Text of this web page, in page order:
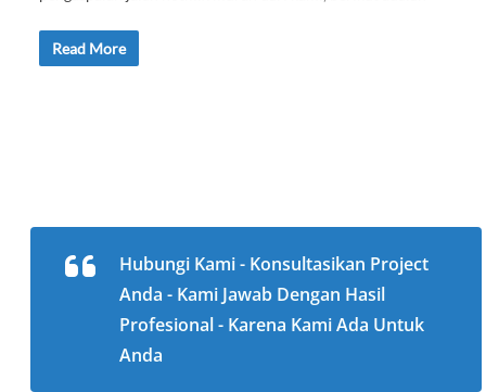
Read More
Hubungi Kami - Konsultasikan Project
Anda - Kami Jawab Dengan Hasil
Profesional - Karena Kami Ada Untuk
Anda